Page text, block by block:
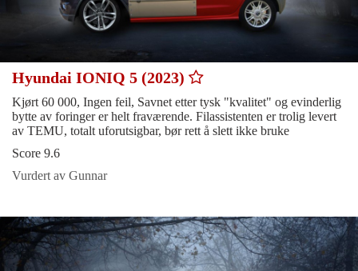
Hyundai IONIQ 5 (2023)
Kjørt 60 000, Ingen feil, Savnet etter tysk "kvalitet" og evinderlig
bytte av foringer er helt fraværende. Filassistenten er trolig levert
av TEMU, totalt uforutsigbar, bør rett å slett ikke bruke
Score 9.6
Vurdert av Gunnar